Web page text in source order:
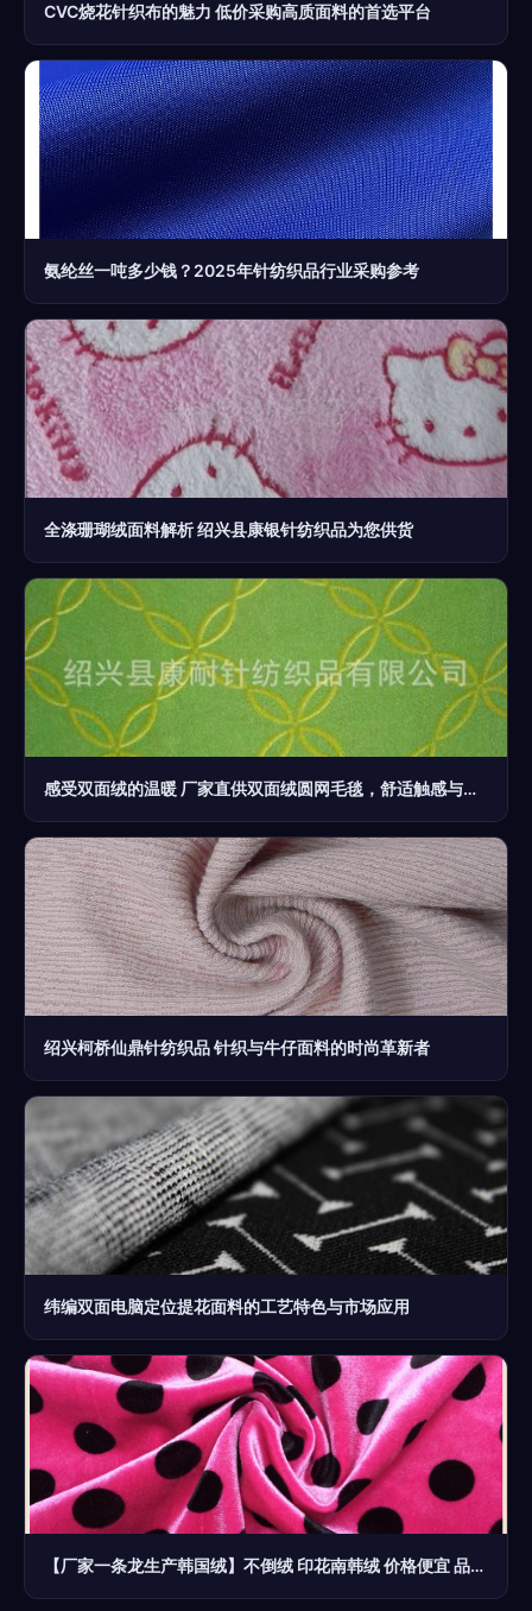
CVC烧花针织布的魅力 低价采购高质面料的首选平台
氨纶丝一吨多少钱？2025年针纺织品行业采购参考
全涤珊瑚绒面料解析 绍兴县康银针纺织品为您供货
感受双面绒的温暖 厂家直供双面绒圆网毛毯，舒适触感与你相伴
绍兴柯桥仙鼎针纺织品 针织与牛仔面料的时尚革新者
纬编双面电脑定位提花面料的工艺特色与市场应用
【厂家一条龙生产韩国绒】不倒绒 印花南韩绒 价格便宜 品质保障 - 【厂家一条龙生产韩国绒】不倒绒 印花南韩绒 价格便宜 品质保障厂家 - 【厂家一条龙生产韩国绒】不倒绒 印花南韩绒 价格便宜 品质保障价格 - 常熟市恒润针纺织品 -